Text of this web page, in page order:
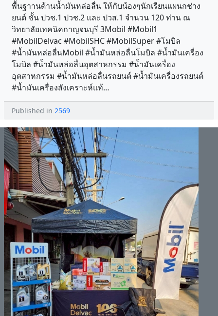
พื้นฐาานด้านน้ำมันหล่อลื่น ให้กับน้องๆนักเรียนแผนกช่าง
ยนต์ ชั้น ปวช.1 ปวช.2 และ ปวส.1 จำนวน 120 ท่าน ณ
วิทยาลัยเทคนิคกาญจนบุรี 3Mobil #Mobil1
#MobilDelvac #MobilSHC #MobilSuper #โมบิล
#น้ำมันหล่อลื่นMobil #น้ำมันหล่อลื่นโมบิล #น้ำมันเครื่อง
โมบิล #น้ำมันหล่อลื่นอุตสาหกรรม #น้ำมันเครื่อง
อุตสาหกรรม #น้ำมันหล่อลื่นรถยนต์ #น้ำมันเครื่องรถยนต์
#น้ำมันเครื่องสังเคราะห์แท้…
Published in 2569